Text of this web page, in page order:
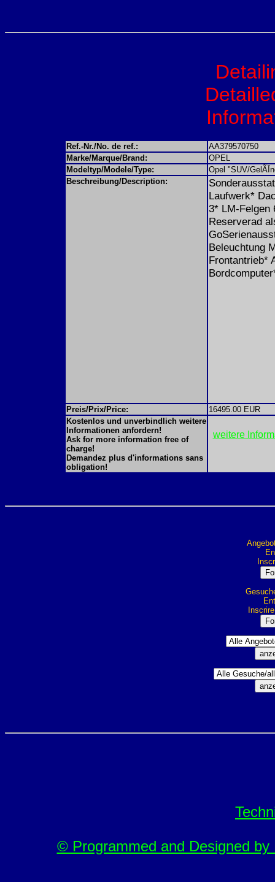
Ref.-Nr./No. de ref.:
AA379570750
Marke/Marque/Brand:
OPEL
Modeltyp/Modele/Type:
Opel "SUV/
Beschreibung/Description:
Laufwerk*
3* LM-Felgen
Reserverad
Beleuchtung
Frontantrieb*
Preis/Prix/Price:
16495.00 EUR
Kostenlos und unverbindlich weitere
Informationen anfordern!
Ask for more information free of
charge!
Demandez plus d'informations sans
obligation!
weitere
© Programmed and Designed